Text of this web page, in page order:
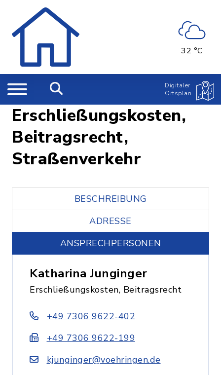
32 °C
Digitaler
Ortsplan
Erschließungskosten,
Beitragsrecht,
Straßenverkehr
BESCHREIBUNG
ADRESSE
ANSPRECHPERSONEN
Katharina Junginger
Erschließungskosten, Beitragsrecht
+49 7306 9622-402
+49 7306 9622-199
kjunginger@voehringen.de